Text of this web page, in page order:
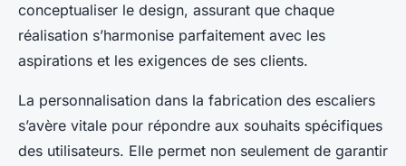
conceptualiser le design, assurant que chaque
réalisation s’harmonise parfaitement avec les
aspirations et les exigences de ses clients.
La personnalisation dans la fabrication des escaliers
s’avère vitale pour répondre aux souhaits spécifiques
des utilisateurs. Elle permet non seulement de garantir